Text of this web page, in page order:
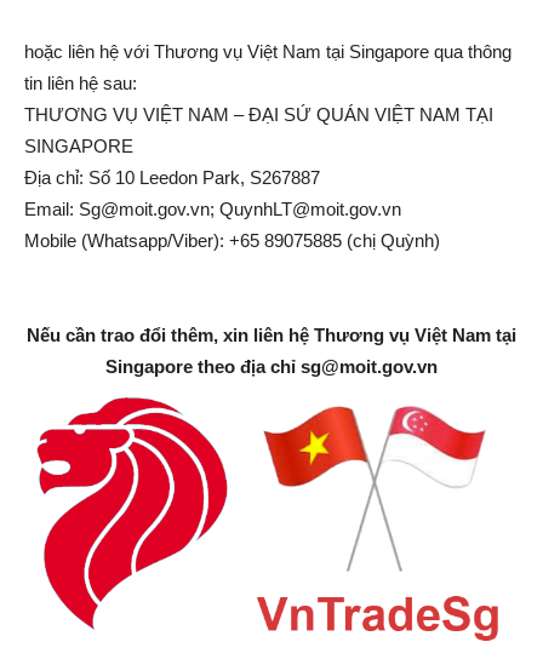
hoặc liên hệ với Thương vụ Việt Nam tại Singapore qua thông
tin liên hệ sau:
THƯƠNG VỤ VIỆT NAM – ĐẠI SỨ QUÁN VIỆT NAM TẠI
SINGAPORE
Địa chỉ: Số 10 Leedon Park, S267887
Email: Sg@moit.gov.vn; QuynhLT@moit.gov.vn
Mobile (Whatsapp/Viber): +65 89075885 (chị Quỳnh)
Nếu cần trao đổi thêm, xin liên hệ Thương vụ Việt Nam tại
Singapore theo địa chỉ sg@moit.gov.vn